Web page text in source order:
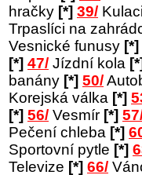
hračky [*] 39/
Trpaslíci na
Vesnické funusy [*]
[*] 47/ Jízdní kola [*]
banány [*] 50/
Korejská válka [*]
[*] 56/ Vesmír [*]
Pečení chleba [*]
Sportovní pytle [*]
Televize [*] 66/